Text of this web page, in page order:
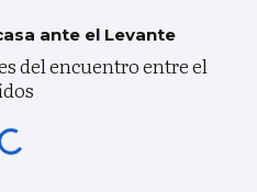
ante el Levante
del encuentro entre el